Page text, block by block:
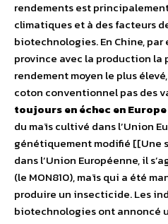
rendements est
climatiques et à des facteurs
biotechnologies. En Chine, par
province avec la production la
rendement moyen le plus
coton conventionnel pas des
toujours en échec en Europe
du maïs cultivé dans l’Union
génétiquement modifié [[Une
dans l’Union Européenne, il
(le MON810), maïs qui a été
produire un insecticide. Les
biotechnologies ont annoncé